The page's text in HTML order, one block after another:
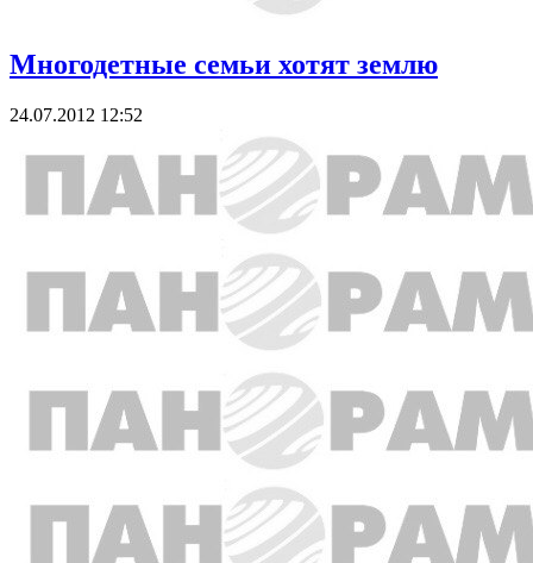
Многодетные семьи хотят землю
24.07.2012 12:52